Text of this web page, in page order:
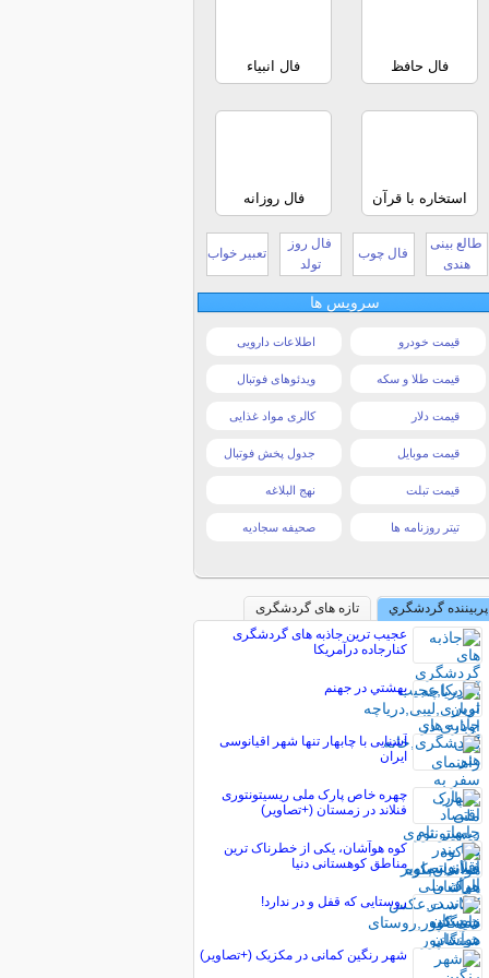
فال حافظ فال انبیاء
استخاره با قرآن فال روزانه
طالع بینی
هندی
فال چوب
فال روز
تولد
تعبیر خواب
سرویس ها
قیمت خودرو اطلاعات دارویی
قیمت طلا و سکه ویدئوهای فوتبال
قیمت دلار کالری مواد غذایی
قیمت موبایل جدول پخش فوتبال
قیمت تبلت نهج البلاغه
تیتر روزنامه ها صحیفه سجادیه
پربیننده گردشگري
تازه های گردشگری
عجیب ترین جاذبه های گردشگری
کنارجاده درآمریکا
بهشتي در جهنم
آشنایی با چابهار تنها شهر اقیانوسی
ایران
چهره خاص پارک ملی ریسیتونتوری
فنلاند در زمستان (+تصاویر)
کوه هوآشان، یکی از خطرناک ترین
مناطق کوهستانی دنیا
روستایی که قفل و در ندارد!
شهر رنگین کمانی در مکزیک (+تصاویر)